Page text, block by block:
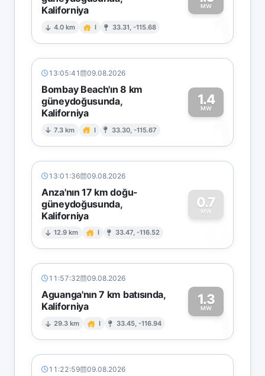
Kaliforniya
4.0 km I 33.31, -115.68
MW
1
13:05:41 09.08.2026
Bombay Beach'ın 8 km
güneydoğusunda,
Kaliforniya
7.3 km I 33.30, -115.67
1.4
MW
1
13:01:36 09.08.2026
Anza'nın 17 km doğu-
güneydoğusunda,
Kaliforniya
12.9 km I 33.47, -116.52
0.7
MW
0
11:57:32 09.08.2026
Aguanga'nın 7 km batısında,
Kaliforniya
29.3 km I 33.45, -116.94
1.3
MW1
11:22:59 09.08.2026